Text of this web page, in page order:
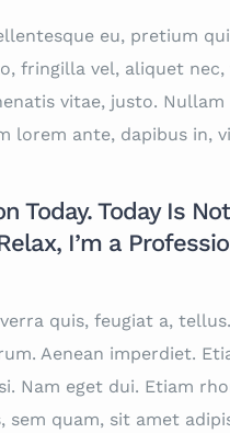
eu, pretium
fringilla vel, aliquet
vitae, justo.
lorem ante, dapibus in,
Today. Today Is
I’m a
quis, feugiat a,
Aenean imperdiet.
Nam eget dui. Etiam
quam, sit amet